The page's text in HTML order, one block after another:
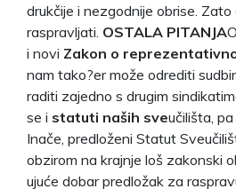
drukčije i nezgodnije obrise.
raspravljati. OSTALA PITANJA
i novi Zakon o
nam tako?er može odrediti
raditi zajedno s drugim
se i statuti naših sveučilišta,
Inače, predloženi Statut
obzirom na krajnje loš zakonski
ujuće dobar predložak za